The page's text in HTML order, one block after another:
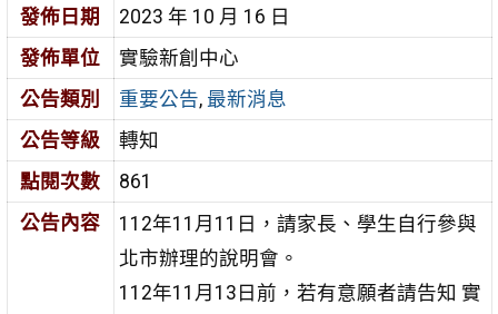
發佈日期
2023 年 10 月 16 日
發佈單位
實驗新創中心
公告類別
重要公告, 最新消息
公告等級
轉知
點閱次數
861
公告內容
112年11月11日，請家長、學生自行參與
北市辦理的說明會。
112年11月13日前，若有意願者請告知 實